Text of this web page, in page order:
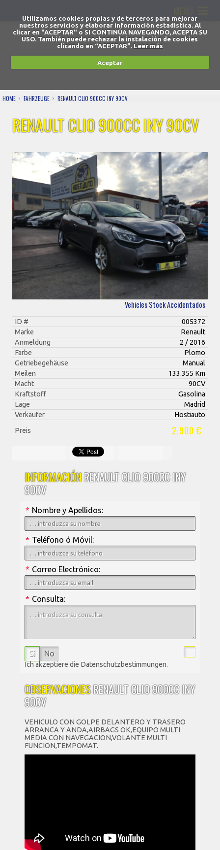
Utilizamos cookies propias y de terceros para mejorar
nuestros servicios y elaborar información estadística. Al
clicar en "ACEPTAR" o SI CONTINÚA NAVEGANDO, ACEPTA SU
USO. También puede rechazar la instalación de cookies
clicando en “ACEPTAR". Leer más
Aceptar
HOME FAHRZEUGE RENAULT CLIO 900CC INY 90CV
RENAULT CLIO 900CC INY 90CV
Vehicles Stock Accidentados
ID #
005372
Marke
Renault
Anmeldung
2 / 2016
Farbe
Plomo
Getriebegehäuse
Manual
Meilen
133.355 Km
Macht
90CV
Kraftstoff
Gasolina
Lage
Madrid
Verkäufer
Hostiauto
Preis
2.900 €
INFORMACIÓNRENAULT CLIO 900CC INY
90CV
Nombre y Apellidos:
*
Teléfono ó Móvil:
*
Correo Electrónico:
*
Consulta:
*
Sí No
Ich akzeptiere die Datenschutzbestimmungen.
OBSERVACIONESRENAULT CLIO 900CC INY
90CV
VEHICULO CON GOLPE DELANTERO Y TRASERO
ARRANCA Y ANDA,AIRBAGS OK,EQUIPO MULTI
MEDIA CON NAVEGACION,VOLANTE MULTI
FUNCION,TEMPOMAT.